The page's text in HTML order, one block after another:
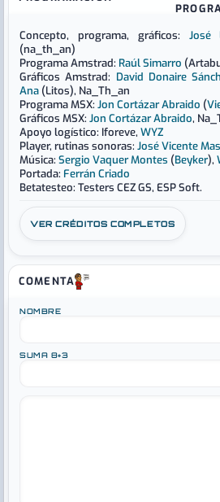
Concepto, programa, gráficos: José
(na_th_an)
Programa Amstrad: Raúl Simarro
Gráficos Amstrad: David Donaire
Ana (Litos), Na_Th_an
Programa MSX: Jon Cortázar Abraido (
Gráficos MSX: Jon Cortázar Abraido,
Apoyo logístico: Iforeve, WYZ
Player, rutinas sonoras: José Vicente
Música: Sergio Vaquer Montes (Beyker),
Portada: Ferrán Criado
Betatesteo: Testers CEZ GS, ESP Soft.
VER CRÉDITOS COMPLETOS
COMENTA
NOMBRE
SUMA 8+3